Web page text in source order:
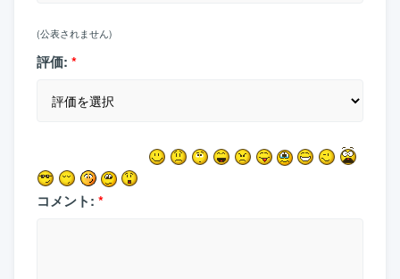
(公表されません)
評価: *
コメント: *